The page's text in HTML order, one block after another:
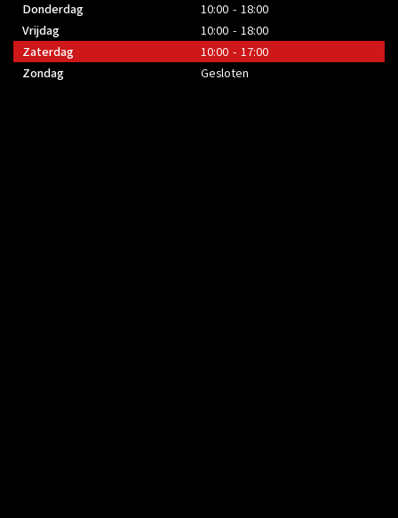
Donderdag
10:00 - 18:00
Vrijdag
10:00 - 18:00
Zaterdag
10:00 - 17:00
Zondag
Gesloten